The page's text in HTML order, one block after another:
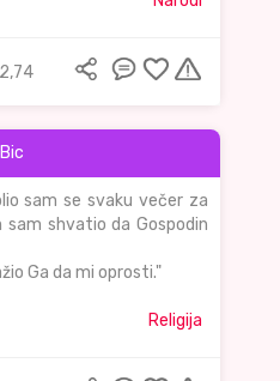
2,74
Bic
sam se svaku večer za
shvatio da Gospodin
Ga da mi oprosti."
Religija